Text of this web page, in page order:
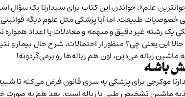
علم»، خواندن این کتاب برای سیدارتا یک سؤال
طبیعت. اما آیا پزشکی مثل علوم دیگه قوانینی
یک رشته غیر دقیق و مبهمه و معادلات یا اعداد
این یعنی چی؟ منظور از احتمالات، شرح حال بیمار
زباله می‌دین، اون هم زباله‌ها رو برمی‌گردونه!
باشه
موکرجی برای پزشکی یه سری قانون فرض می‌کنه تا
ماشین تشخیص طبی با زباله است. بعد هم به